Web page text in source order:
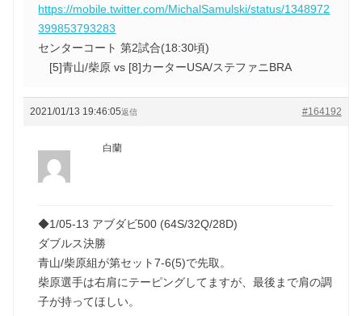
https://mobile.twitter.com/MichalSamulski/status/1348972
399853793283
センターコート 第2試合(18:30頃)
[5]青山/柴原 vs [8]カーターUSA/ステファニBRA
2021/01/13 19:46:05 #164192
返信
白蘭
◆1/05-13 アブダビ500 (64S/32Q/28D)
ダブルス決勝
青山/柴原組が第セット7-6(5)で先取。
柴原選手は右肩にテーピングしてますが、最後まで肩の調
子が持ってほしい。